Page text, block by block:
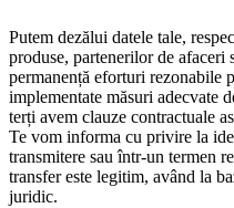
Putem dezălui datele tale,
produse, partenerilor de afaceri
permanență eforturi rezonabile
implementate măsuri adecvate
terți avem clauze contractuale
Te vom informa cu privire la
transmitere sau într-un termen
transfer este legitim, având la
juridic.